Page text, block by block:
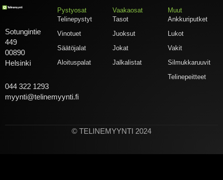
Sotungintie
449
00890
Helsinki
044 322 1293
myynti@telinemyynti.fi
Pystyosat
Telinepystyt
Vinotuet
Säätöjalat
Aloituspalat
Vaakaosat
Tasot
Juoksut
Jokat
Jalkalistat
Muut
Ankkuriputket
Lukot
Vakit
Silmukkaruuvit
Telinepeitteet
© TELINEMYYNTI 2024